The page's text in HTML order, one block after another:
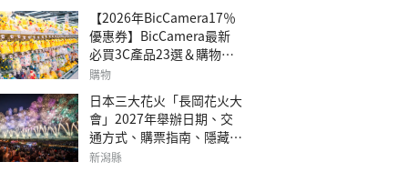
【2026年BicCamera17％
優惠券】BicCamera最新
必買3C產品23選＆購物攻
略
購物
日本三大花火「長岡花火大
會」2027年舉辦日期、交
通方式、購票指南、隱藏欣
賞地點
新潟縣